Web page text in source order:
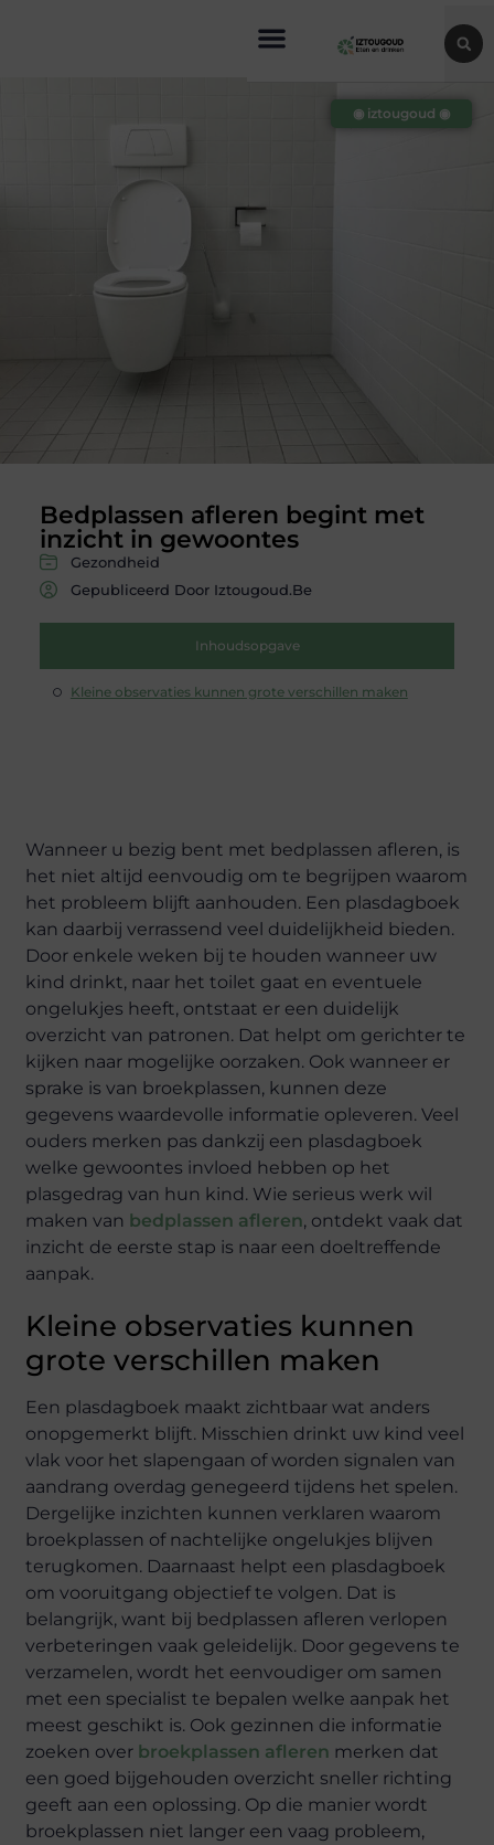
Bedplassen afleren begint met
inzicht in gewoontes
Gezondheid
Gepubliceerd Door Iztougoud.be
Inhoudsopgave
Kleine observaties kunnen grote verschillen maken
◉ iztougoud ◉
Wanneer u bezig bent met bedplassen afleren, is
het niet altijd eenvoudig om te begrijpen waarom
het probleem blijft aanhouden. Een plasdagboek
kan daarbij verrassend veel duidelijkheid bieden.
Door enkele weken bij te houden wanneer uw
kind drinkt, naar het toilet gaat en eventuele
ongelukjes heeft, ontstaat er een duidelijk
overzicht van patronen. Dat helpt om gerichter te
kijken naar mogelijke oorzaken. Ook wanneer er
sprake is van broekplassen, kunnen deze
gegevens waardevolle informatie opleveren. Veel
ouders merken pas dankzij een plasdagboek
welke gewoontes invloed hebben op het
plasgedrag van hun kind. Wie serieus werk wil
maken van bedplassen afleren, ontdekt vaak dat
inzicht de eerste stap is naar een doeltreffende
aanpak.
Kleine observaties kunnen
grote verschillen maken
Een plasdagboek maakt zichtbaar wat anders
onopgemerkt blijft. Misschien drinkt uw kind veel
vlak voor het slapengaan of worden signalen van
aandrang overdag genegeerd tijdens het spelen.
Dergelijke inzichten kunnen verklaren waarom
broekplassen of nachtelijke ongelukjes blijven
terugkomen. Daarnaast helpt een plasdagboek
om vooruitgang objectief te volgen. Dat is
belangrijk, want bij bedplassen afleren verlopen
verbeteringen vaak geleidelijk. Door gegevens te
verzamelen, wordt het eenvoudiger om samen
met een specialist te bepalen welke aanpak het
meest geschikt is. Ook gezinnen die informatie
zoeken over broekplassen afleren merken dat
een goed bijgehouden overzicht sneller richting
geeft aan een oplossing. Op die manier wordt
broekplassen niet langer een vaag probleem,